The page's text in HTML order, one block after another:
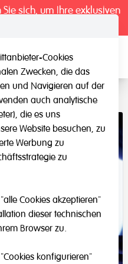
sich, um Ihre exklusiven
Cookies
Zwecken, die das
und Navigieren auf der
auch analytische
die es uns
Website besuchen, zu
Werbung zu
zu
Cookies akzeptieren"
dieser technischen
Browser zu.
konfigurieren"